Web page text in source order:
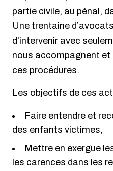
partie civile, au pénal,
Une trentaine
d’intervenir avec
nous accompagnent et
ces procédures.
Les objectifs de ces
Faire entendre et
des enfants victimes,
Mettre en exergue
les carences dans les